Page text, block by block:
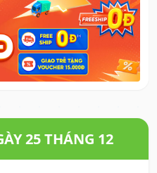
25 THÁNG 12